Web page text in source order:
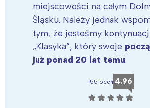
miejscowości na całym
Śląsku. Należy jednak
tym, że jesteśmy
„Klasyka”, który swoje
już ponad 20 lat temu.
155 ocen 4.96
☆ ☆ ☆ ☆ ☆